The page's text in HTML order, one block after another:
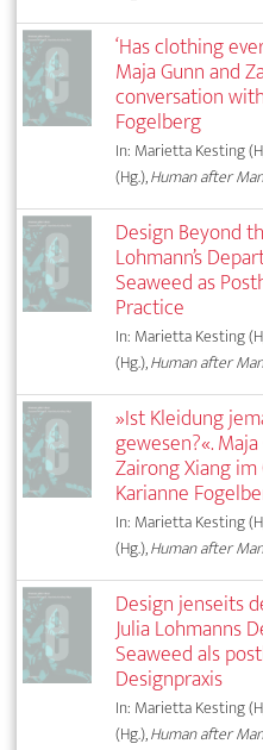
‘Has clothing
Maja Gunn and
conversation
Fogelberg
In: Marietta Kesting
(Hg.),Human after
Design Beyond
Lohmann’s
Seaweed as
Practice
In: Marietta Kesting
(Hg.),Human after
»Ist Kleidung
gewesen?«.
Zairong Xiang
Karianne
In: Marietta Kesting
(Hg.),Human after
Design jenseits
Julia Lohmanns
Seaweed als
Designpraxis
In: Marietta Kesting
(Hg.),Human after